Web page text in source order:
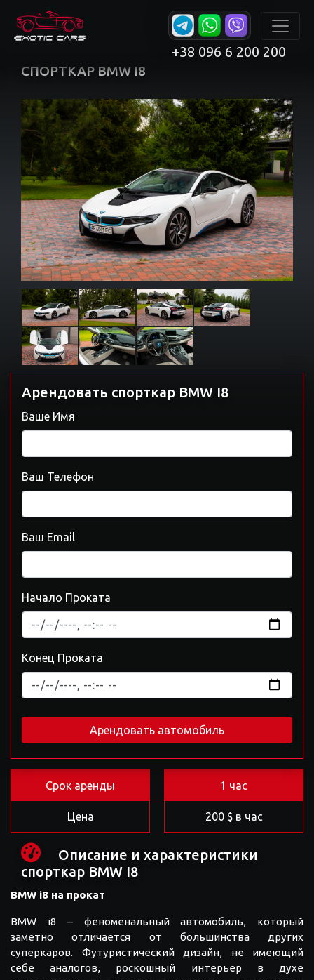
+38 096 6 200 200
СПОРТКАР BMW I8
Арендовать спорткар BMW I8
Ваше Имя
Ваш Телефон
Ваш Email
Начало Проката
Конец Проката
Арендовать автомобиль
Срок аренды
Цена
1 час
200 $ в час
Описание и характеристики
спорткар BMW I8
BMW i8 на прокат
BMW i8 – феноменальный автомобиль, который
заметно отличается от большинства других
суперкаров. Футуристический дизайн, не имеющий
себе аналогов, роскошный интерьер в духе